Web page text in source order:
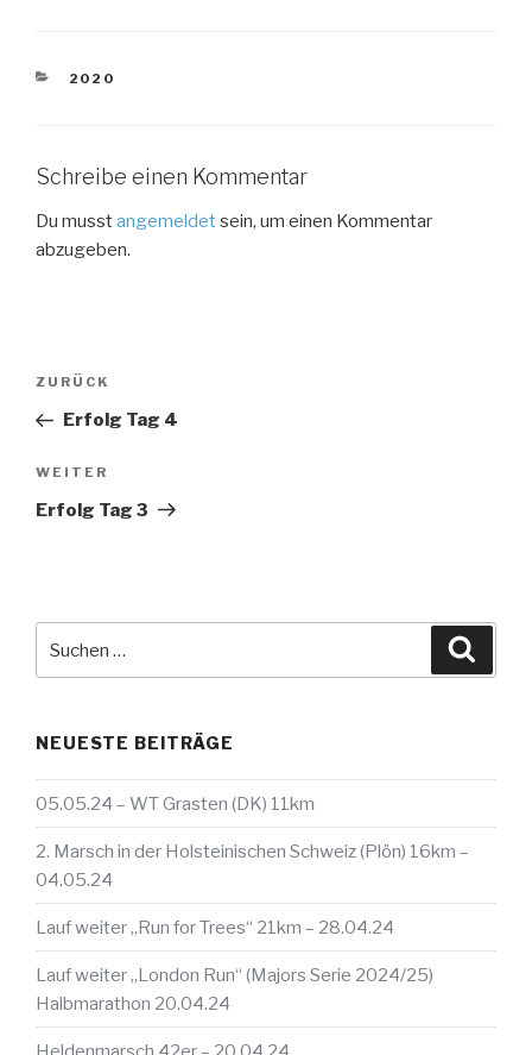
KATEGORIEN
2020
Schreibe einen Kommentar
Du musstangemeldetsein, um einen Kommentar
abzugeben.
Beitragsnavigation
Vorheriger
Beitrag
ZURÜCK
Erfolg Tag 4
Nächster
Beitrag
WEITER
Erfolg Tag 3
nach:
NEUESTE BEITRÄGE
05.05.24 – WT Grasten (DK) 11km
2. Marsch in der Holsteinischen Schweiz (Plön) 16km –
04.05.24
Lauf weiter „Run for Trees“ 21km – 28.04.24
Lauf weiter „London Run“ (Majors Serie 2024/25)
Halbmarathon 20.04.24